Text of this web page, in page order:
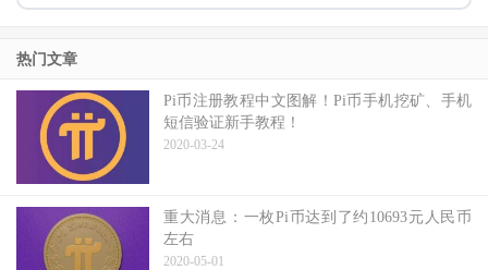
热门文章
Pi币注册教程中文图解！Pi币手机挖矿、手机
短信验证新手教程！
2020-03-24
重大消息：一枚Pi币达到了约10693元人民币
左右
2020-05-01